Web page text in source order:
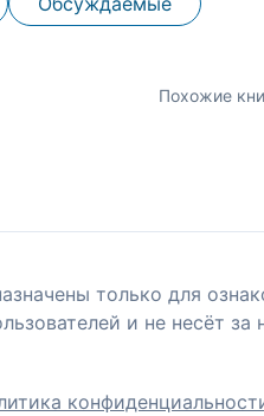
Похожие
только для
и не несёт за